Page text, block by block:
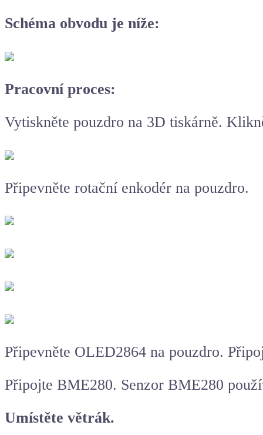
Schéma obvodu je níže:
Pracovní proces:
Vytiskněte pouzdro na 3D tiskárně.
Připevněte rotační enkodér na pouzdro.
Připevněte OLED2864 na pouzdro.
Připojte BME280. Senzor BME280
Umístěte větrák.